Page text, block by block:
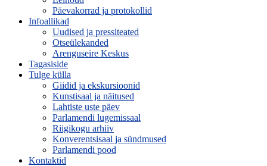
Päevakorrad ja protokollid
Infoallikad
Uudised ja pressiteated
Otseülekanded
Arenguseire Keskus
Tagasiside
Tulge külla
Giidid ja ekskursioonid
Kunstisaal ja näitused
Lahtiste uste päev
Parlamendi lugemissaal
Riigikogu arhiiv
Konverentsisaal ja sündmused
Parlamendi pood
Kontaktid